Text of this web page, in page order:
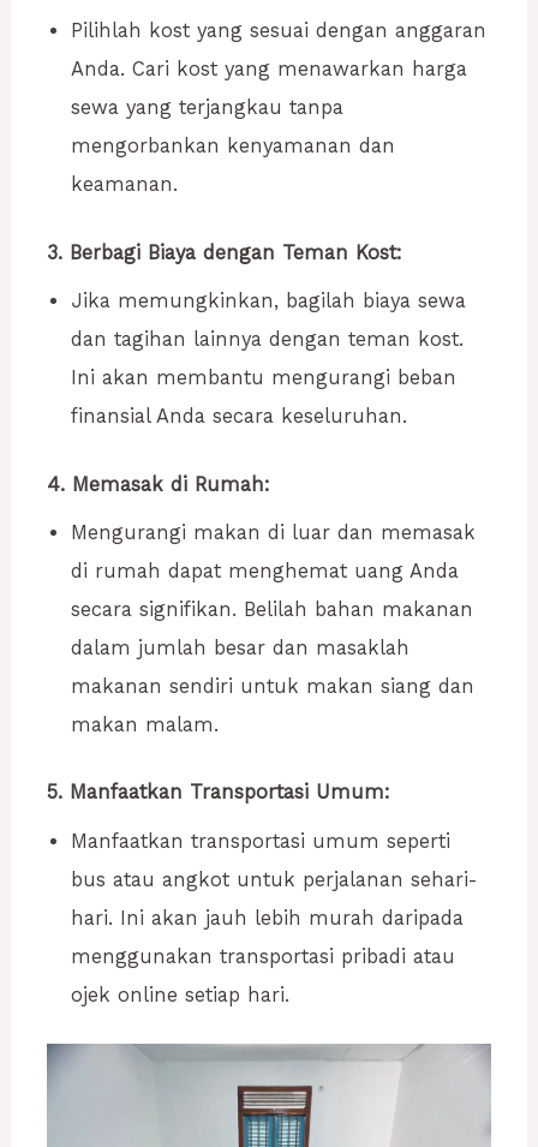
Pilihlah kost yang sesuai dengan anggaran
Anda. Cari kost yang menawarkan harga
sewa yang terjangkau tanpa
mengorbankan kenyamanan dan
keamanan.
3. Berbagi Biaya dengan Teman Kost:
Jika memungkinkan, bagilah biaya sewa
dan tagihan lainnya dengan teman kost.
Ini akan membantu mengurangi beban
finansial Anda secara keseluruhan.
4. Memasak di Rumah:
Mengurangi makan di luar dan memasak
di rumah dapat menghemat uang Anda
secara signifikan. Belilah bahan makanan
dalam jumlah besar dan masaklah
makanan sendiri untuk makan siang dan
makan malam.
5. Manfaatkan Transportasi Umum:
Manfaatkan transportasi umum seperti
bus atau angkot untuk perjalanan sehari-
hari. Ini akan jauh lebih murah daripada
menggunakan transportasi pribadi atau
ojek online setiap hari.